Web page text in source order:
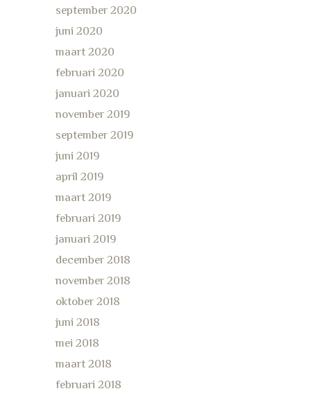
september 2020
juni 2020
maart 2020
februari 2020
januari 2020
november 2019
september 2019
juni 2019
april 2019
maart 2019
februari 2019
januari 2019
december 2018
november 2018
oktober 2018
juni 2018
mei 2018
maart 2018
februari 2018